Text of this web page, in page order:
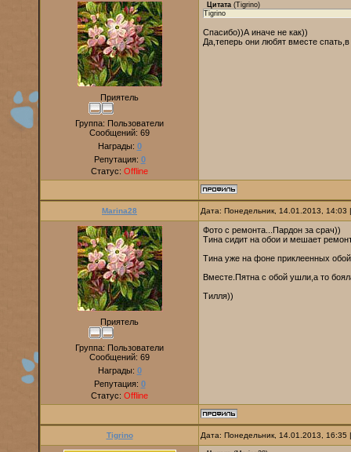
Приятель
Группа: Пользователи
Сообщений: 69
Награды: 0
Репутация: 0
Статус: Offline
Цитата (Tigrino)
Tigrino
Спасибо))А иначе не как))
Да,теперь они любят вместе
Marina28 Дата: Понедельник, 14.01.2013,
Приятель
Группа: Пользователи
Сообщений: 69
Награды: 0
Репутация: 0
Статус: Offline
Фото с ремонта...Пардон за срач))
Тина сидит на обои и мешает
Тина уже на фоне приклеенных
Вместе.Пятна с обой ушли,а то
Тилля))
Tigrino Дата: Понедельник, 14.01.2013,